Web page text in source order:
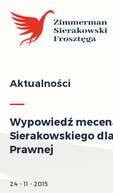
Aktualności
Wypowiedź
Sierakowskiego
Prawnej
24 - 11 - 2015